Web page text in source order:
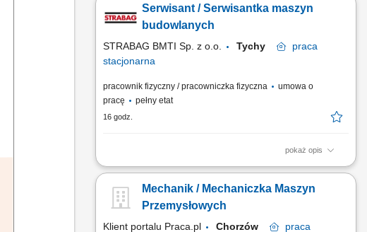
na adres : rekrutacja@liebherr.com lub Liebherr-Polska Sp. z
o.o. ul.Hansa Liebherra 8, 41-710 Ruda Śląska tel. 32 342 69
Serwisant / Serwisantka maszyn
budowlanych
STRABAG BMTI Sp. z o.o. Tychy
praca
stacjonarna
pracownik fizyczny / pracowniczka fizyczna
umowa o
pracę
pełny etat
16 godz.
pokaż opis
Opis stanowiska Diagnostyka i naprawa maszyn budowlanych.
technicznej. Weryfikacja stanu technicznego maszyn.
Sporządzanie list części zapasowych.
Mechanik / Mechaniczka Maszyn
Przemysłowych
Klient portalu Praca.pl Chorzów praca